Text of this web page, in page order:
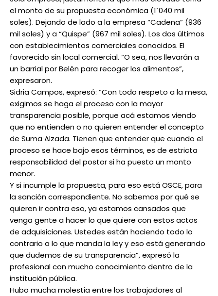
el monto de su propuesta económica (1´040 mil
soles). Dejando de lado a la empresa “Cadena” (936
mil soles) y a “Quispe” (967 mil soles). Los dos últimos
con establecimientos comerciales conocidos. El
favorecido sin local comercial. “O sea, nos llevarán a
un barrial por Belén para recoger los alimentos”,
expresaron.
Sidria Campos, expresó: “Con todo respeto a la mesa,
exigimos se haga el proceso con la mayor
transparencia posible, porque acá estamos viendo
que no entienden o no quieren entender el concepto
de Suma Alzada. Tienen que entender que cuando el
proceso se hace bajo esos términos, es de estricta
responsabilidad del postor si ha puesto un monto
menor.
Y si incumple la propuesta, para eso está OSCE, para
la sanción correspondiente. No sabemos por qué se
quieren ir contra eso, ya estamos cansados que
venga gente a hacer lo que quiere con estos actos
de adquisiciones. Ustedes están haciendo todo lo
contrario a lo que manda la ley y eso está generando
que dudemos de su transparencia”, expresó la
profesional con mucho conocimiento dentro de la
institución pública.
Hubo mucha molestia entre los trabajadores al